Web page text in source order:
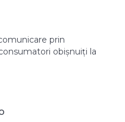
prin
obișnuiți la